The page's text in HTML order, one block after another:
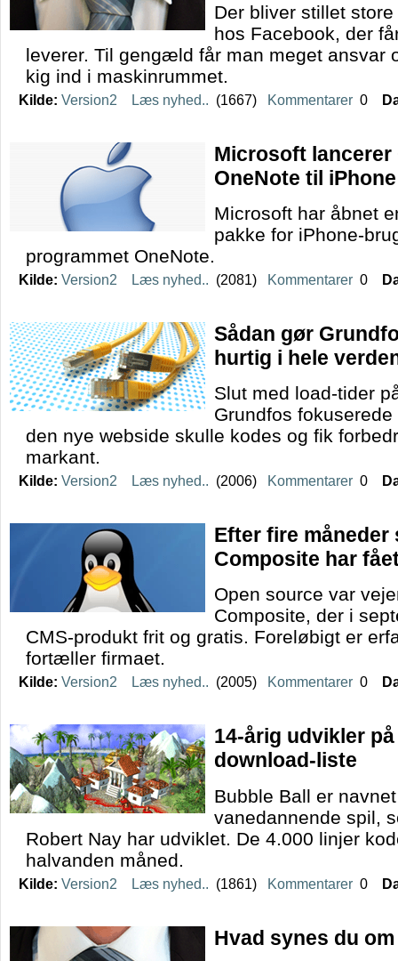
Der bliver stillet
hos Facebook, der
leverer. Til gengæld får man meget ansvar
kig ind i maskinrummet.
Kilde: Version2 Læs nyhed.. (1667) Kommentarer 0
Microsoft
OneNote til iPhone
Microsoft har åbnet
pakke for iPhone-
programmet OneNote.
Kilde: Version2 Læs nyhed.. (2081) Kommentarer 0
Sådan gør
hurtig i hele
Slut med load-tider
Grundfos
den nye webside skulle kodes og fik
markant.
Kilde: Version2 Læs nyhed.. (2006) Kommentarer 0
Efter fire
Composite har
Open source var
Composite, der i
CMS-produkt frit og gratis. Foreløbigt er
fortæller firmaet.
Kilde: Version2 Læs nyhed.. (2005) Kommentarer 0
14-årig udvikler
download-liste
Bubble Ball er
vanedannende spil,
Robert Nay har udviklet. De 4.000 linjer
halvanden måned.
Kilde: Version2 Læs nyhed.. (1861) Kommentarer 0
Hvad synes du